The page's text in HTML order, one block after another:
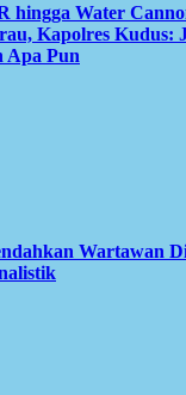
hingga Water
Kapolres Kudus:
Apa Pun
Wartawan